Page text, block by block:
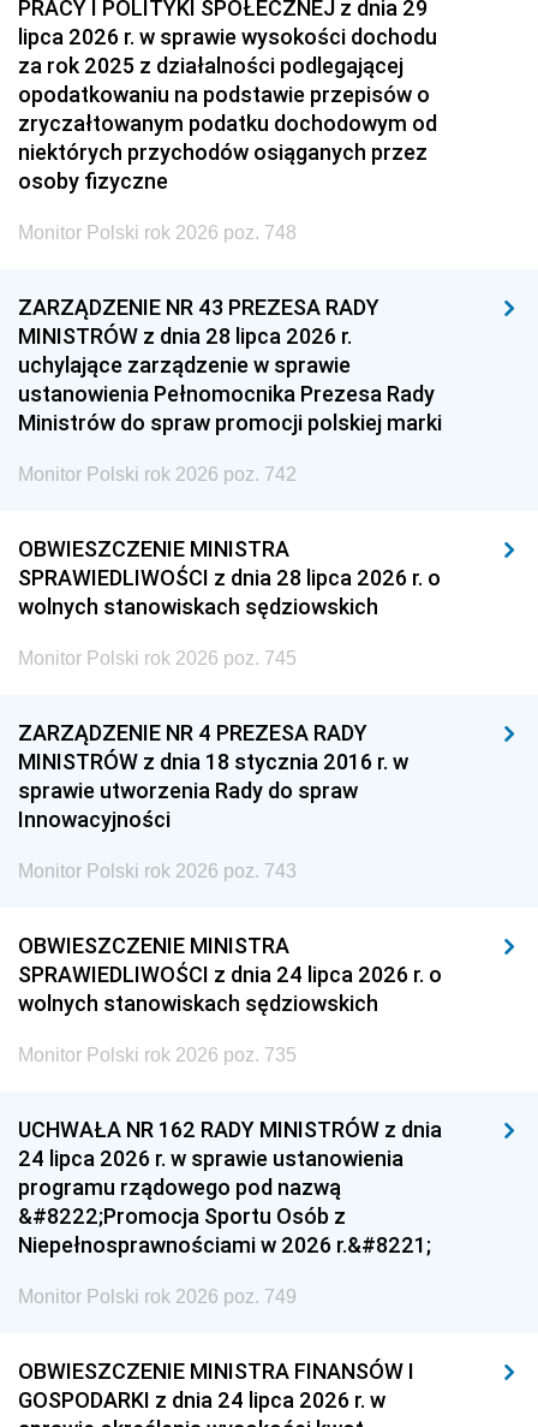
PRACY I POLITYKI SPOŁECZNEJ z dnia 29
lipca 2026 r. w sprawie wysokości dochodu
za rok 2025 z działalności podlegającej
opodatkowaniu na podstawie przepisów o
zryczałtowanym podatku dochodowym od
niektórych przychodów osiąganych przez
osoby fizyczne
Monitor Polski rok 2026 poz. 748
ZARZĄDZENIE NR 43 PREZESA RADY
MINISTRÓW z dnia 28 lipca 2026 r.
uchylające zarządzenie w sprawie
ustanowienia Pełnomocnika Prezesa Rady
Ministrów do spraw promocji polskiej marki
Monitor Polski rok 2026 poz. 742
OBWIESZCZENIE MINISTRA
SPRAWIEDLIWOŚCI z dnia 28 lipca 2026 r. o
wolnych stanowiskach sędziowskich
Monitor Polski rok 2026 poz. 745
ZARZĄDZENIE NR 4 PREZESA RADY
MINISTRÓW z dnia 18 stycznia 2016 r. w
sprawie utworzenia Rady do spraw
Innowacyjności
Monitor Polski rok 2026 poz. 743
OBWIESZCZENIE MINISTRA
SPRAWIEDLIWOŚCI z dnia 24 lipca 2026 r. o
wolnych stanowiskach sędziowskich
Monitor Polski rok 2026 poz. 735
UCHWAŁA NR 162 RADY MINISTRÓW z dnia
24 lipca 2026 r. w sprawie ustanowienia
programu rządowego pod nazwą
&#8222;Promocja Sportu Osób z
Niepełnosprawnościami w 2026 r.&#8221;
Monitor Polski rok 2026 poz. 749
OBWIESZCZENIE MINISTRA FINANSÓW I
GOSPODARKI z dnia 24 lipca 2026 r. w